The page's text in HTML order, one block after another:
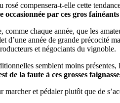
compensera-t-elle cette
par ces gros
chaque année, que les
d’une année de grande précocité
et négociants du vignoble.
semblent moins
de la faute à ces grosses
et pédaler plutôt que de